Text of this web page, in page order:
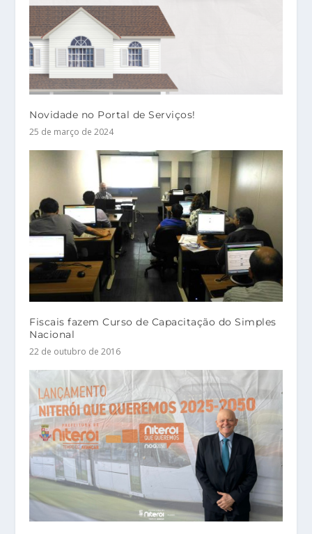
Novidade no Portal de Serviços!
25 de março de 2024
Fiscais fazem Curso de Capacitação do Simples
Nacional
22 de outubro de 2016